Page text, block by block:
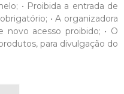
• Proibida a entrada de
• A organizadora
acesso proibido; • O
para divulgação do